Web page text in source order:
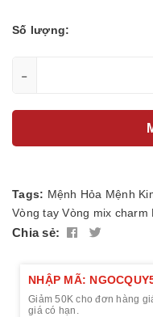
Số lượng:
-
Tags: Mệnh Hỏa Mệnh
Vòng tay Vòng mix charm
Chia sẻ:
NHẬP MÃ:
Giảm 50K cho đơn hàng
giá có hạn.